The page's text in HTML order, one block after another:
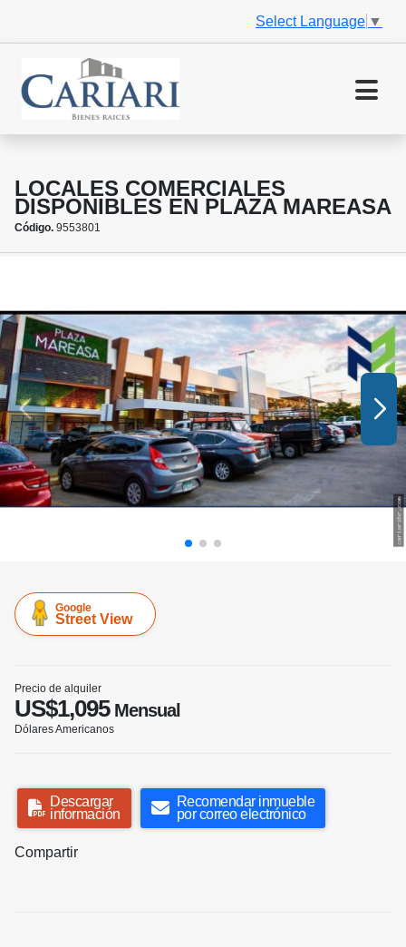
Select Language ▼
LOCALES COMERCIALES
DISPONIBLES EN PLAZA MAREASA
Código. 9553801
Google
Street View
Precio de alquiler
US$1,095Mensual
Dólares Americanos
Descargar
información
Recomendar inmueble
por correo electrónico
Compartir